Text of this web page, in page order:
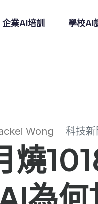
企業AI培訓 學校AI
Wong 科技新